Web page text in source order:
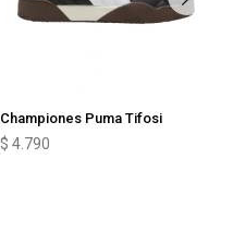
Championes Puma Tifosi
$ 4.790